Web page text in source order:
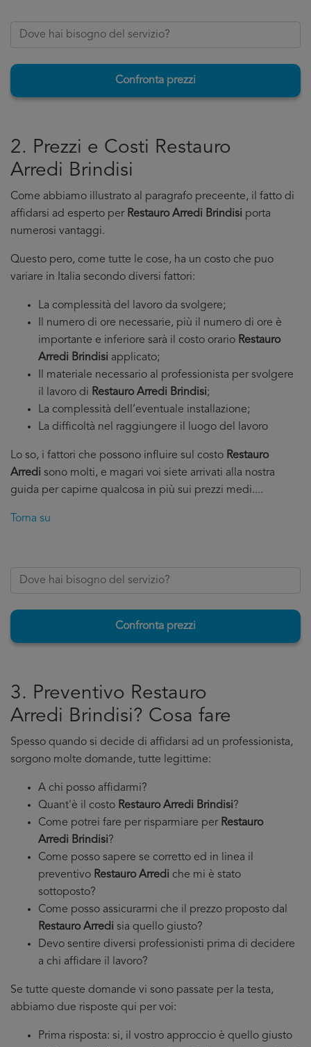
Confronta prezzi
2. Prezzi e Costi Restauro
Arredi Brindisi
Come abbiamo illustrato al paragrafo preceente, il fatto di
affidarsi ad esperto per Restauro Arredi Brindisi porta
numerosi vantaggi.
Questo pero, come tutte le cose, ha un costo che puo
variare in Italia secondo diversi fattori:
La complessità del lavoro da svolgere;
Il numero di ore necessarie, più il numero di ore è
importante e inferiore sarà il costo orario Restauro
Arredi Brindisi applicato;
Il materiale necessario al professionista per svolgere
il lavoro di Restauro Arredi Brindisi;
La complessità dell’eventuale installazione;
La difficoltà nel raggiungere il luogo del lavoro
Lo so, i fattori che possono influire sul costo Restauro
Arredi sono molti, e magari voi siete arrivati alla nostra
guida per capirne qualcosa in più sui prezzi medi....
Torna su
Confronta prezzi
3. Preventivo Restauro
Arredi Brindisi? Cosa fare
Spesso quando si decide di affidarsi ad un professionista,
sorgono molte domande, tutte legittime:
A chi posso affidarmi?
Quant'è il costo Restauro Arredi Brindisi?
Come potrei fare per risparmiare per Restauro
Arredi Brindisi?
Come posso sapere se corretto ed in linea il
preventivo Restauro Arredi che mi è stato
sottoposto?
Come posso assicurarmi che il prezzo proposto dal
Restauro Arredi sia quello giusto?
Devo sentire diversi professionisti prima di decidere
a chi affidare il lavoro?
Se tutte queste domande vi sono passate per la testa,
abbiamo due risposte qui per voi:
Prima risposta: si, il vostro approccio è quello giusto